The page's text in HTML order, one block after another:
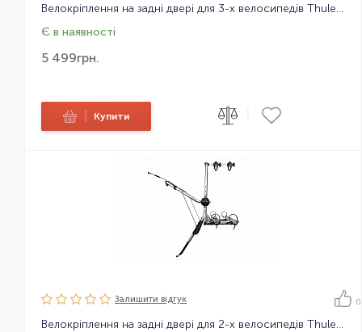
Велокріплення на задні двері для 3-х велосипедів Thule FreeWay 968
Є в наявності
5 499грн.
Купити
Залишити вiдгук 0
Велокріплення на задні двері для 2-х велосипедів Thule ClipOnHigh 9106